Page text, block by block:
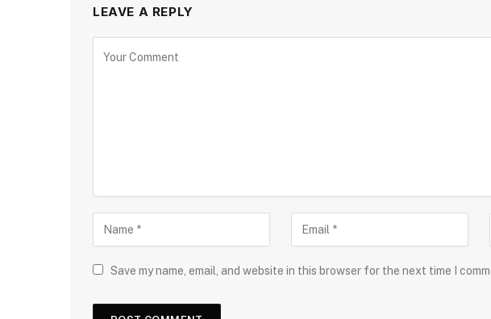
LEAVE A REPLY
Save my name, email, and website in this browser for the next time I